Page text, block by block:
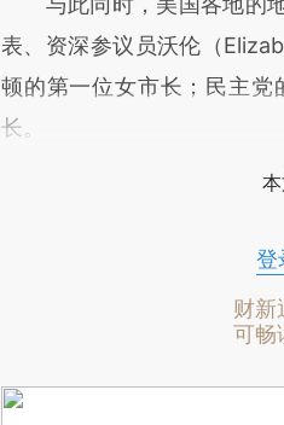
表、资深参议员沃伦（
顿的第一位女市长；民主
长。
登
财新
可畅